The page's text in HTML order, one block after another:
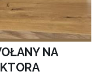
NA